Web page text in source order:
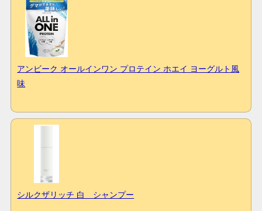
アンビーク オールインワン プロテイン ホエイ ヨーグルト風
味
シルクザリッチ 白 シャンプー